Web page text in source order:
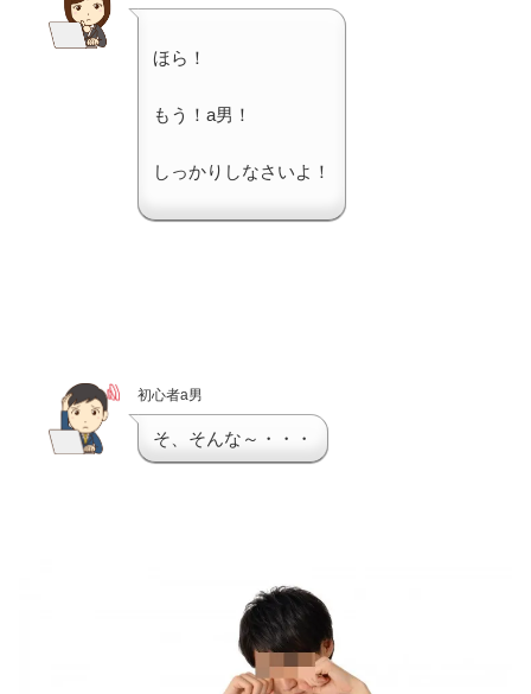
ほら！
もう！a男！
しっかりしなさいよ！
初心者a男
そ、そんな～・・・